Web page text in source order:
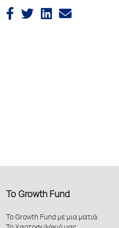
Το Growth Fund
Το Growth Fund με μια ματιά